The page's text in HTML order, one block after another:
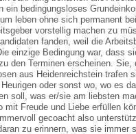
ein bedingungsloses
leben ohne sich permanent
vorstellig machen zu
fanden, weil die
einzige Bedingung war, dass
den Terminen erscheinen. Sie,
aus Heidenreichstein trafen
oder sonst wo, wo es
soll, was er/sie am liebsten
mit Freude und Liebe erfüllen
gecoacht also
zu erinnern, was sie immer